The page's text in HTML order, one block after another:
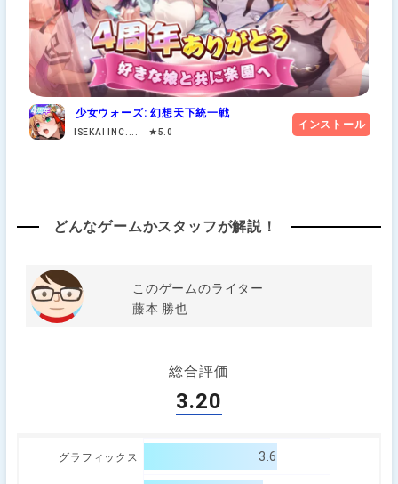
少女ウォーズ: 幻想天下統一戦
ISEKAI INC.... ★5.0
インストール
どんなゲームかスタッフが解説！
このゲームのライター
藤本 勝也
総合評価
3.20
グラフィックス 3.6